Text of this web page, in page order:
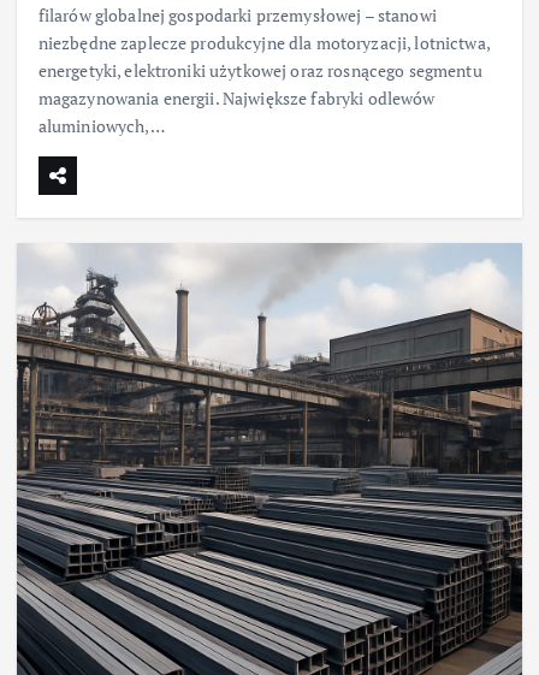
filarów globalnej gospodarki przemysłowej – stanowi
niezbędne zaplecze produkcyjne dla motoryzacji, lotnictwa,
energetyki, elektroniki użytkowej oraz rosnącego segmentu
magazynowania energii. Największe fabryki odlewów
aluminiowych,…